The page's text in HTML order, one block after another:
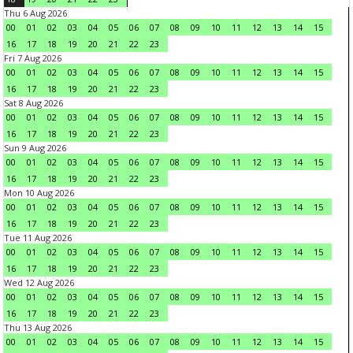
Thu 6 Aug 2026
00
01 02 03 04 05 06 07 08 09 10 11 12 13 14
15
16
17 18 19 20 21 22
23
Fri 7 Aug 2026
00
01 02 03 04 05 06 07 08 09 10 11 12 13 14
15
16
17 18 19 20 21 22
23
Sat 8 Aug 2026
00
01 02 03 04 05 06 07 08 09 10 11 12 13 14
15
16
17 18 19 20 21 22
23
Sun 9 Aug 2026
00
01 02 03 04 05 06 07 08 09 10 11 12 13 14
15
16
17 18 19 20 21 22
23
Mon 10 Aug 2026
00
01 02 03 04 05 06 07 08 09 10 11 12 13 14
15
16
17 18 19 20 21 22
23
Tue 11 Aug 2026
00
01 02 03 04 05 06 07 08 09 10 11 12 13 14
15
16
17 18 19 20 21 22
23
Wed 12 Aug 2026
00
01 02 03 04 05 06 07 08 09 10 11 12 13 14
15
16
17 18 19 20 21 22
23
Thu 13 Aug 2026
00
01 02 03 04 05 06 07 08 09 10 11 12 13 14
15